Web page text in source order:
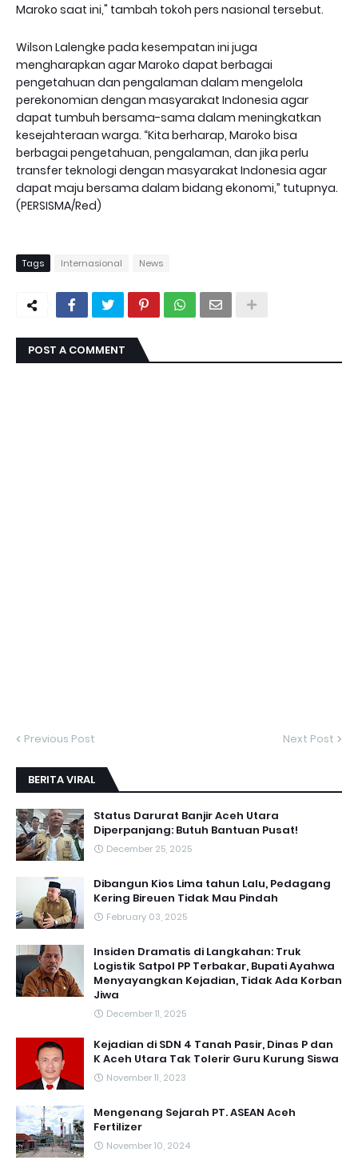
Maroko saat ini," tambah tokoh pers nasional tersebut.
Wilson Lalengke pada kesempatan ini juga
mengharapkan agar Maroko dapat berbagai
pengetahuan dan pengalaman dalam mengelola
perekonomian dengan masyarakat Indonesia agar
dapat tumbuh bersama-sama dalam meningkatkan
kesejahteraan warga. “Kita berharap, Maroko bisa
berbagai pengetahuan, pengalaman, dan jika perlu
transfer teknologi dengan masyarakat Indonesia agar
dapat maju bersama dalam bidang ekonomi,” tutupnya.
(PERSISMA/Red)
Tags Internasional News
POST A COMMENT
Previous Post Next Post
BERITA VIRAL
Status Darurat Banjir Aceh Utara
Diperpanjang: Butuh Bantuan Pusat!
December 25, 2025
Dibangun Kios Lima tahun Lalu, Pedagang
Kering Bireuen Tidak Mau Pindah
February 03, 2025
Insiden Dramatis di Langkahan: Truk
Logistik Satpol PP Terbakar, Bupati Ayahwa
Menyayangkan Kejadian, Tidak Ada Korban
Jiwa
December 11, 2025
Kejadian di SDN 4 Tanah Pasir, Dinas P dan
K Aceh Utara Tak Tolerir Guru Kurung Siswa
November 11, 2023
Mengenang Sejarah PT. ASEAN Aceh
Fertilizer
November 10, 2024